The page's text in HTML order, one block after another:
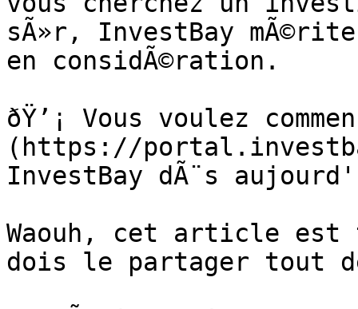
sÃ»r, InvestBay
en considÃ©ration.
ðŸ’¡ Vous voulez
(https://
InvestBay dÃ¨s
Waouh, cet article est
dois le partager tout